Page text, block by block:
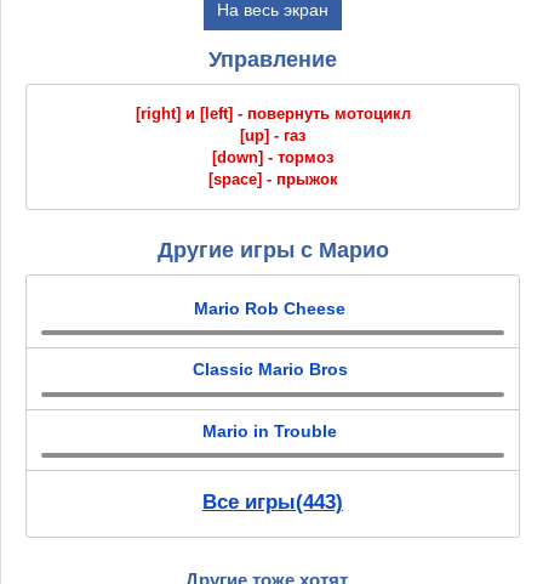
На весь экран
Управление
[right] и [left] - повернуть мотоцикл
[up] - газ
[down] - тормоз
[space] - прыжок
Другие игры с Марио
Mario Rob Cheese
Classic Mario Bros
Mario in Trouble
Все игры(443)
Другие тоже хотят...